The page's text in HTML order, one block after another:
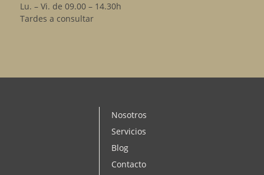
Lu. – Vi. de 09.00 – 14.30h
Tardes a consultar
Nosotros
Servicios
Blog
Contacto